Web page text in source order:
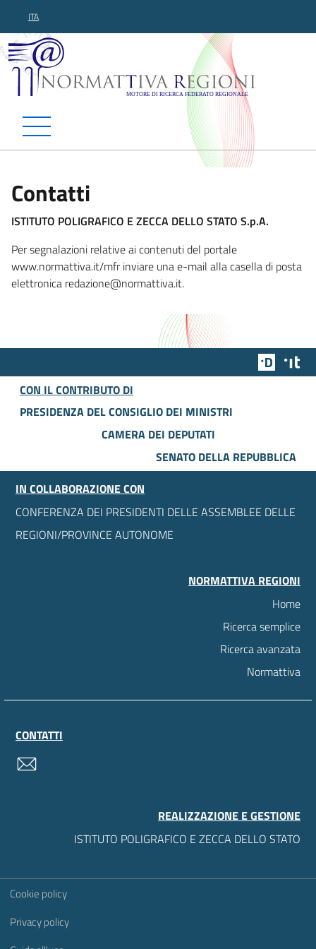
ITA
Normattiva Regioni -
Contatti
ISTITUTO POLIGRAFICO E ZECCA DELLO STATO S.p.A.
Per segnalazioni relative ai contenuti del portale
www.normattiva.it/mfr inviare una e-mail alla casella di posta
elettronica redazione@normattiva.it.
Team
CON IL CONTRIBUTO DI
PRESIDENZA DEL CONSIGLIO DEI MINISTRI
CAMERA DEI DEPUTATI
SENATO DELLA REPUBBLICA
IN COLLABORAZIONE CON
CONFERENZA DEI PRESIDENTI DELLE ASSEMBLEE DELLE
REGIONI/PROVINCE AUTONOME
NORMATTIVA REGIONI
Home
Ricerca semplice
Ricerca avanzata
Normattiva
CONTATTI
REALIZZAZIONE E GESTIONE
ISTITUTO POLIGRAFICO E ZECCA DELLO STATO
Sezione Link Utili
Cookie policy
Privacy policy